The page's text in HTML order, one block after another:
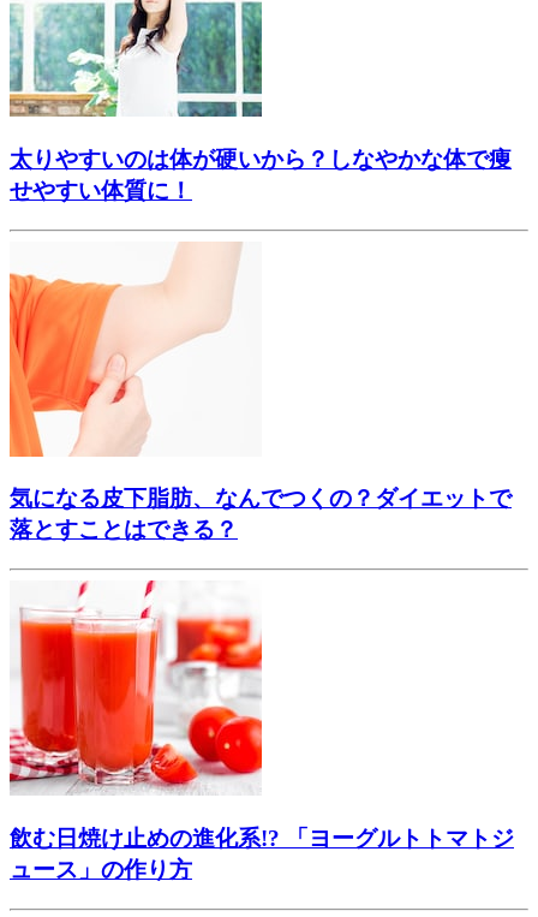
太りやすいのは体が硬いから？しなやかな体で痩
せやすい体質に！
気になる皮下脂肪、なんでつくの？ダイエットで
落とすことはできる？
飲む日焼け止めの進化系!? 「ヨーグルトトマトジ
ュース」の作り方